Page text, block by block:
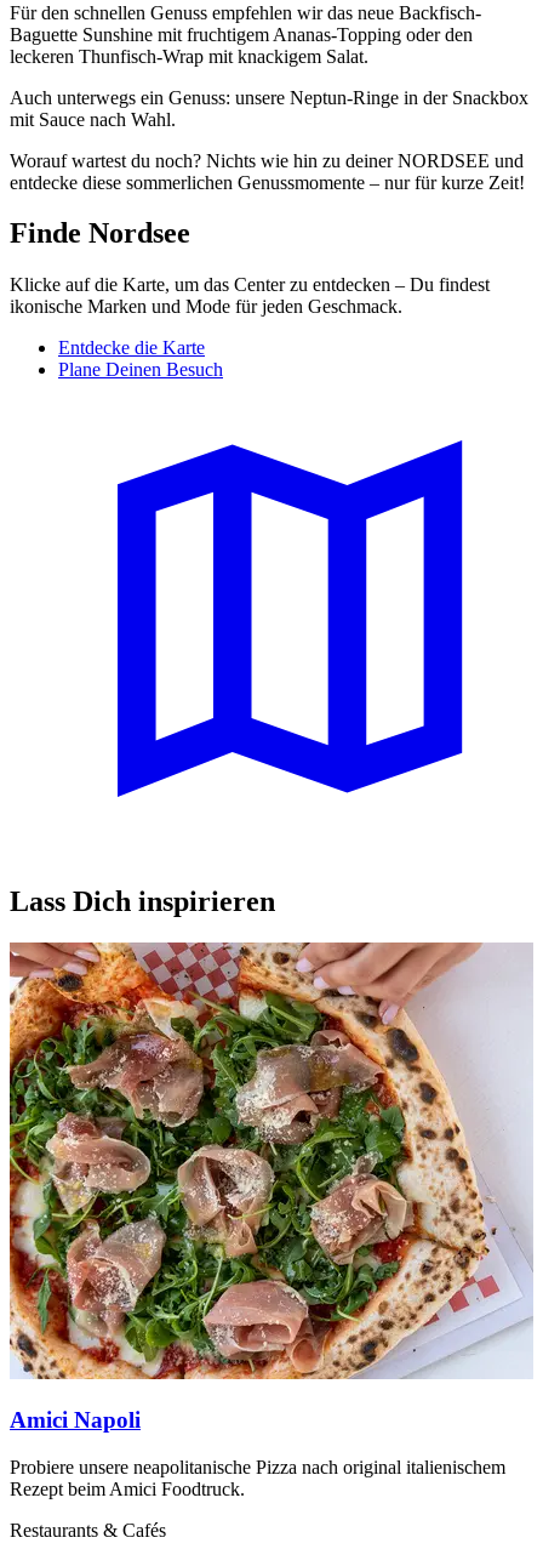
Für den schnellen Genuss empfehlen wir das neue Backfisch-
Baguette Sunshine mit fruchtigem Ananas-Topping oder den
leckeren Thunfisch-Wrap mit knackigem Salat.
Auch unterwegs ein Genuss: unsere Neptun-Ringe in der Snackbox
mit Sauce nach Wahl.
Worauf wartest du noch? Nichts wie hin zu deiner NORDSEE und
entdecke diese sommerlichen Genussmomente – nur für kurze Zeit!
Finde Nordsee
Klicke auf die Karte, um das Center zu entdecken – Du findest
ikonische Marken und Mode für jeden Geschmack.
Entdecke die Karte
Plane Deinen Besuch
Lass Dich inspirieren
Amici Napoli
Probiere unsere neapolitanische Pizza nach original italienischem
Rezept beim Amici Foodtruck.
Restaurants & Cafés